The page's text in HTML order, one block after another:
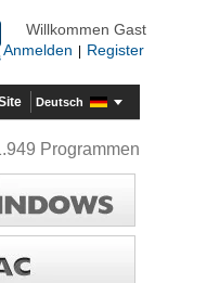
Willkommen Gast
Anmelden
Register
Deutsch
Programmen